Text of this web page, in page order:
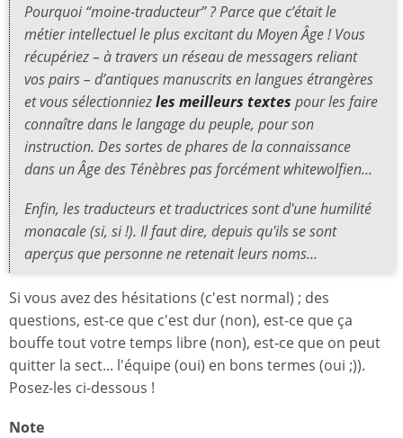
Pourquoi “moine-traducteur” ? Parce que c’était le
métier intellectuel le plus excitant du Moyen Âge ! Vous
récupériez – à travers un réseau de messagers reliant
vos pairs – d’antiques manuscrits en langues étrangères
et vous sélectionniezles meilleurs textes pour les faire
connaître dans le langage du peuple, pour son
instruction. Des sortes de phares de la connaissance
dans un Âge des Ténèbres pas forcément whitewolfien…
Enfin, les traducteurs et traductrices sont d'une humilité
monacale (si, si !). Il faut dire, depuis qu'ils se sont
aperçus que personne ne retenait leurs noms…
Si vous avez des hésitations (c'est normal) ; des
questions, est-ce que c'est dur (non), est-ce que ça
bouffe tout votre temps libre (non), est-ce que on peut
quitter la sect... l'équipe (oui) en bons termes (oui ;)).
Posez-les ci-dessous !
Note